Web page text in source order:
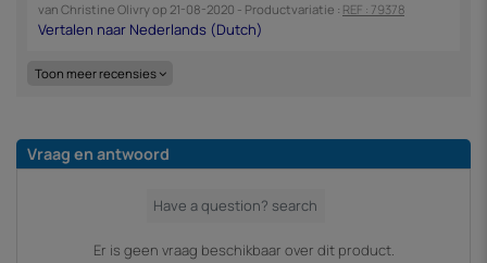
van Christine Olivryop 21-08-2020 - Productvariatie : REF : 79378
Toon meer recensies
Vraag en antwoord
Er is geen vraag beschikbaar over dit product.